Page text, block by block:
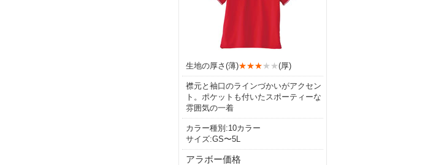
生地の厚さ(薄)★★★★★(厚)
襟元と袖口のラインづかいがアクセン
ト。ポケットも付いたスポーティーな
雰囲気の一着
カラー種別:10カラー
サイズ:GS〜5L
アラボー価格